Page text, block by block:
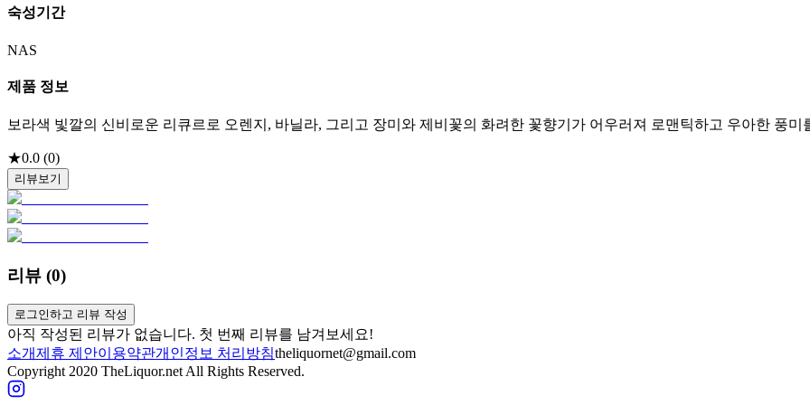
숙성기간
NAS
제품 정보
보라색 빛깔의 신비로운 리큐르로 오렌지, 바닐라, 그리고 장미와 제비꽃의 화려한 꽃향기가 어우러져 로맨틱하고 우아한 풍미
★0.0 (0)
리뷰보기
리뷰 (0)
로그인하고 리뷰 작성
아직 작성된 리뷰가 없습니다. 첫 번째 리뷰를 남겨보세요!
소개제휴 제안이용약관개인정보 처리방침theliquornet@gmail.com
Copyright 2020 TheLiquor.net All Rights Reserved.